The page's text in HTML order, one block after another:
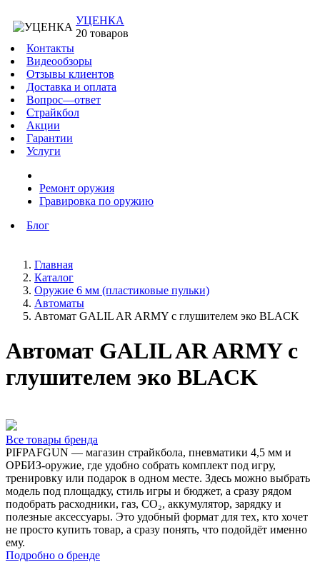
УЦЕНКА
20 товаров
Контакты
Видеообзоры
Отзывы клиентов
Доставка и оплата
Вопрос—ответ
Страйкбол
Акции
Гарантии
Услуги
Ремонт оружия
Гравировка по оружию
Блог
Главная
Каталог
Оружие 6 мм (пластиковые пульки)
Автоматы
Автомат GALIL AR ARMY с глушителем эко BLACK
Автомат GALIL AR ARMY с
глушителем эко BLACK
Все товары бренда
PIFPAFGUN — магазин страйкбола, пневматики 4,5 мм и
ОРБИЗ-оружие, где удобно собрать комплект под игру,
тренировку или подарок в одном месте. Здесь можно выбрать
модель под площадку, стиль игры и бюджет, а сразу рядом
подобрать расходники, газ, CO₂, аккумулятор, зарядку и
полезные аксессуары. Это удобный формат для тех, кто хочет
не просто купить товар, а сразу понять, что подойдёт именно
ему.
Подробно о бренде